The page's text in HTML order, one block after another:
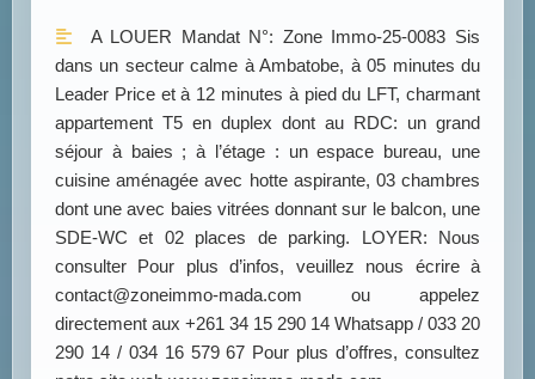
A LOUER Mandat N°: Zone Immo-25-0083 Sis
dans un secteur calme à Ambatobe, à 05 minutes du
Leader Price et à 12 minutes à pied du LFT, charmant
appartement T5 en duplex dont au RDC: un grand
séjour à baies ; à l’étage : un espace bureau, une
cuisine aménagée avec hotte aspirante, 03 chambres
dont une avec baies vitrées donnant sur le balcon, une
SDE-WC et 02 places de parking. LOYER: Nous
consulter Pour plus d’infos, veuillez nous écrire à
contact@zoneimmo-mada.com ou appelez
directement aux +261 34 15 290 14 Whatsapp / 033 20
290 14 / 034 16 579 67 Pour plus d’offres, consultez